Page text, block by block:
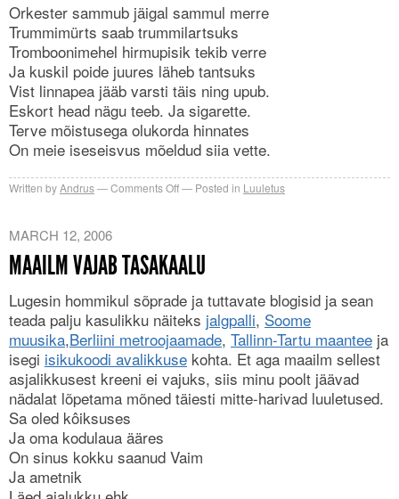
Orkester sammub jäigal sammul merre
Trummimürts saab trummilartsuks
Tromboonimehel hirmupisik tekib verre
Ja kuskil poide juures läheb tantsuks
Vist linnapea jääb varsti täis ning upub.
Eskort head nägu teeb. Ja sigarette.
Terve mõistusega olukorda hinnates
On meie iseseisvus mõeldud siia vette.
Written byAndrus Comments Offon Posted in Luuletus
MARCH 12, 2006
MAAILM VAJAB TASAKAALU
Lugesin hommikul sõprade ja tuttavate blogisid ja sean
teada palju kasulikku näiteks jalgpalli, Soome
muusika,Berliini metroojaamade, Tallinn-Tartu maantee ja
isegi isikukoodi avalikkuse kohta. Et aga maailm sellest
asjalikkusest kreeni ei vajuks, siis minu poolt jäävad
nädalat lõpetama mõned täiesti mitte-harivad luuletused.
Sa oled kôiksuses
Ja oma kodulaua ääres
On sinus kokku saanud Vaim
Ja ametnik